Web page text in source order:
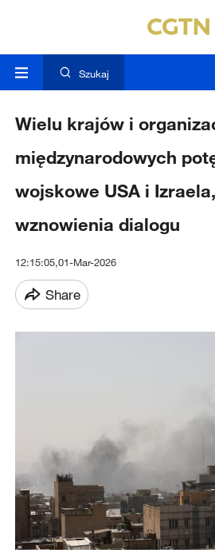
Szukaj
Wielu krajów i
międzynarodowych
wojskowe USA i
wznowienia dialogu
12:15:05,01-Mar-2026
Share